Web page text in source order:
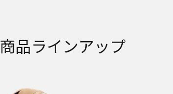
商品ラインアップ